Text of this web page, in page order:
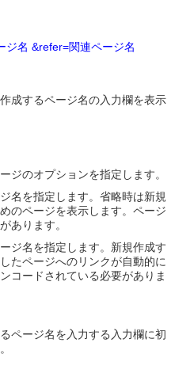
ジ名 &refer=関連ページ名
成するページ名の入力欄を表示
ジのオプションを指定します。
名を指定します。省略時は新規
のページを表示します。ページ
あります。
ジ名を指定します。新規作成す
たページへのリンクが自動的に
コードされている必要がありま
ページ名を入力する入力欄に初